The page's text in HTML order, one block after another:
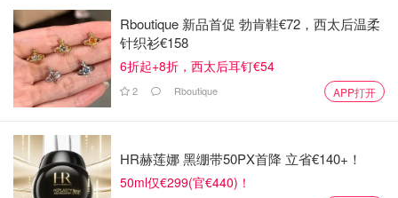
Rboutique 新品首促 勃肯鞋€72，西太后温柔
针织衫€158
6折起+8折，西太后耳钉€54
2 Rboutique APP打开
HR赫莲娜 黑绷带50PX首降 立省€140+！
50ml仅€299(官€440)！